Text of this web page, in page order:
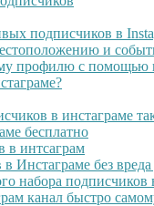
подписчиков в
и
профилю с помощью
в инстаграме
бесплатно
в интсаграм
Инстаграме без
набора подписчиков
канал быстро